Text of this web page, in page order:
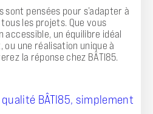
sont pensées pour s’adapter à
les projets. Que vous
un équilibre idéal
une réalisation unique à
la réponse chez BÂTI85.
BÂTI85, simplement
3 CHS 82.0M²
(85300)